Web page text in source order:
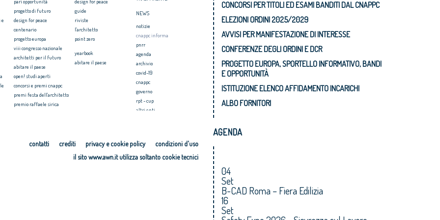
progetto di futuro
design for peace
centenario
progetto europa
viii congresso nazionale
architetti per il futuro
abitare il paese
open! studi aperti
concorsi e premi cnappc
premi festa dell'architetto
premio raffaele sirica
guide
riviste
l'architetto
point zero
yearbook
abitare il paese
NEWS
notizie
cnappc informa
pnrr
agenda
archivio
covid-19
cnappc
governo
rpt - cup
altri enti
PRESS
comunicati stampa
condizioni d'uso
privacy e cookie policy
crediti
contatti
il sito www.awn.it utilizza soltanto cookie tecnici
CONCORSI PER TITOLI ED ESAMI BANDITI DAL CNAPPC
ELEZIONI ORDINI 2025/2029
AVVISI PER MANIFESTAZIONE DI INTERESSE
CONFERENZE DEGLI ORDINI E DCR
PROGETTO EUROPA, SPORTELLO INFORMATIVO, BANDI
E OPPORTUNITÀ
ISTITUZIONE ELENCO AFFIDAMENTO INCARICHI
ALBO FORNITORI
AGENDA
04
Set
B-CAD Roma – Fiera Edilizia
16
Set